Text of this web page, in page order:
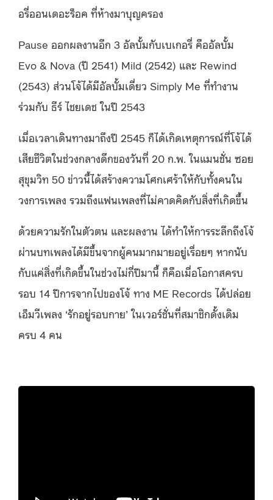
อรี่ออนเดอะร็อค ที่ห้างมาบุญครอง
Pause ออกผลงานอีก 3 อัลบั้มกับเบเกอรี่ คืออัลบั้ม
Evo & Nova (ปี 2541) Mild (2542) และ Rewind
(2543) ส่วนโจ้ได้มีอัลบั้มเดี่ยว Simply Me ที่ทำงาน
ร่วมกับ ธีร์ ไชยเดช ในปี 2543
เมื่อเวลาเดินทางมาถึงปี 2545 ก็ได้เกิดเหตุการณ์ที่โจ้ได้
เสียชีวิตในช่วงกลางดึกของวันที่ 20 ก.พ. ในแมนชั่น ซอย
สุขุมวิท 50 ข่าวนี้ได้สร้างความโศกเศร้าให้กับทั้งคนใน
วงการเพลง รวมถึงแฟนเพลงที่ไม่คาดคิดกับสิ่งที่เกิดขึ้น
ด้วยความรักในตัวตน และผลงาน ได้ทำให้การระลึกถึงโจ้
ผ่านบทเพลงได้มีขึ้นจากผู้คนมากมายอยู่เรื่อยๆ หากนับ
กับแค่สิ่งที่เกิดขึ้นในช่วงไม่กี่ปีมานี้ ก็คือเมื่อโอกาสครบ
รอบ 14 ปีการจากไปของโจ้ ทาง ME Records ได้ปล่อย
เอ็มวีเพลง ‘รักอยู่รอบกาย’ ในเวอร์ชั่นที่สมาชิกดั้งเดิม
ครบ 4 คน